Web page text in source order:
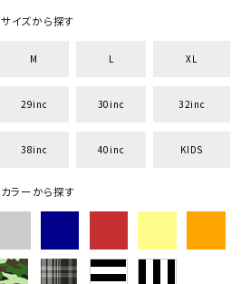
サイズから探す
M L XL
29inc 30inc 32inc
38inc 40inc KIDS
カラーから探す